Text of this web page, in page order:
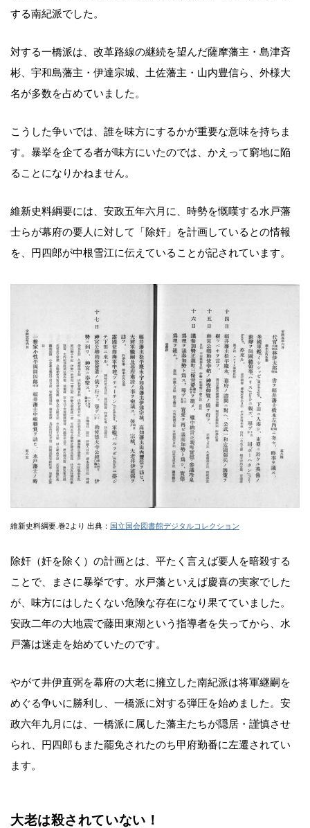
する南紀派でした。
対する一橋派は、改革路線の継続を望んだ薩摩藩主・島津斉
彬、宇和島藩主・伊達宗城、土佐藩主・山内豊信ら、外様大
名が多数を占めていました。
こうした争いでは、誰を味方にするかが重要な意味を持ちま
す。暴挙を企てる者が味方にいたのでは、かえって窮地に陥
ることになりかねません。
維新史料綱要には、安政五年六月に、時勢を慨嘆する水戸藩
士らが幕府の要人に対して「除奸」を計画しているとの情報
を、円四郎が中根雪江に伝えていることが記されています。
維新史料綱要.巻2より 出典： 国立国会図書館デジタルコレクション
除奸（奸を除く）の計画とは、平たく言えば要人を暗殺する
ことで、まさに暴挙です。水戸藩といえば慶喜の実家でした
が、味方にはしたくない危険な存在になり果てていました。
安政二年の大地震で藤田東湖という指導者を失ってから、水
戸藩は迷走を始めていたのです。
やがて井伊直弼を幕府の大老に擁立した南紀派は将軍継嗣を
めぐる争いに勝利し、一橋派に対する弾圧を始めました。安
政六年九月には、一橋派に属した藩主たちが隠居・謹慎させ
られ、円四郎もまた罷免されたのち甲府勤番に左遷されてい
ます。
大老は殺されていない！